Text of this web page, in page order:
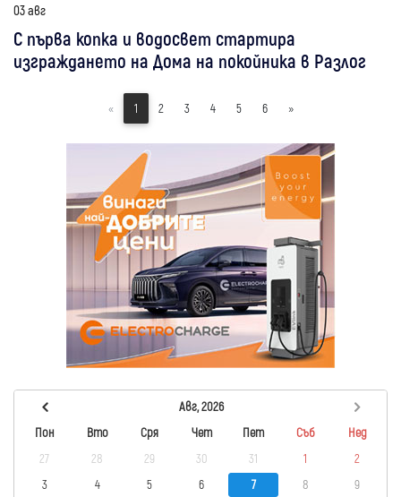
03 авг
С първа копка и водосвет стартира
изграждането на Дома на покойника в Разлог
« 1 2 3 4 5 6 »
Авг, 2026
Пон
Вто Сря Чет Пет Съб
Нед
27
28 29 30 31 1
2
3
4 5 6 7 8 9